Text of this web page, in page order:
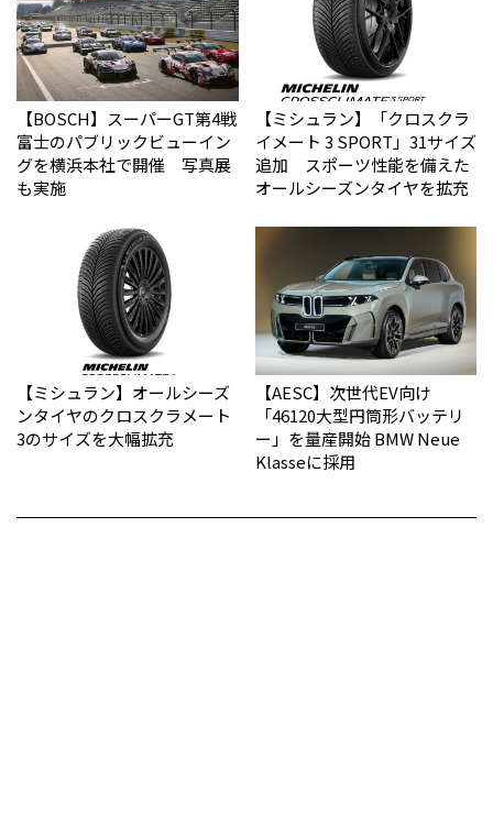
【BOSCH】スーパーGT第4戦
富士のパブリックビューイン
グを横浜本社で開催 写真展
も実施
【ミシュラン】「クロスクラ
イメート 3 SPORT」31サイズ
追加 スポーツ性能を備えた
オールシーズンタイヤを拡充
【ミシュラン】オールシーズ
ンタイヤのクロスクラメート
3のサイズを大幅拡充
【AESC】次世代EV向け
「46120大型円筒形バッテリ
ー」を量産開始 BMW Neue
Klasseに採用